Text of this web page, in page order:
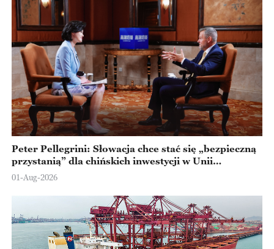
Peter Pellegrini: Słowacja chce stać się „bezpieczną
przystanią” dla chińskich inwestycji w Unii
Europejskiej
01-Aug-2026